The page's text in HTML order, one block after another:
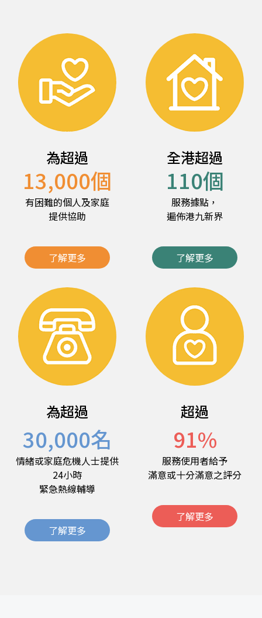
為超過
13,000個
有困難的個人及家庭
提供協助
了解更多
全港超過
110個
服務據點，
遍佈港九新界
了解更多
為超過
30,000名
情緒或家庭危機人士提供
24小時
緊急熱線輔導
了解更多
超過
91%
服務使用者給予
滿意或十分滿意之評分
了解更多